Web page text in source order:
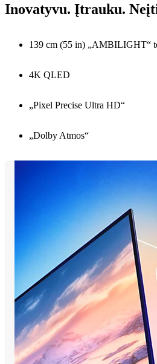
Inovatyvu. Įtrauku.
139 cm (55 in) „AMBILIGHT“
4K QLED
„Pixel Precise Ultra HD“
„Dolby Atmos“